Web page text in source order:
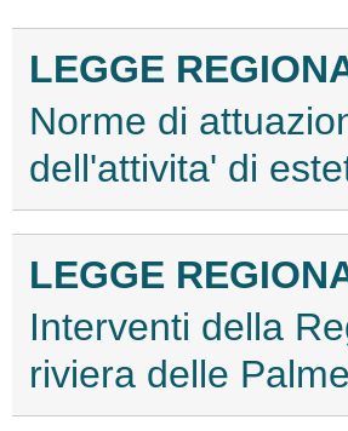
LEGGE
Norme di
dell'attivita' di
LEGGE
Interventi della
riviera delle